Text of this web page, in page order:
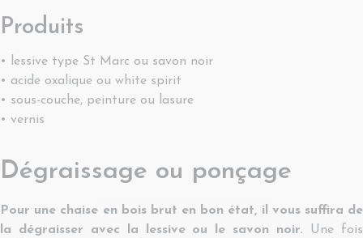
Produits
• lessive type St Marc ou savon noir
• acide oxalique ou white spirit
• sous-couche, peinture ou lasure
• vernis
Dégraissage ou ponçage
Pour une chaise en bois brut en bon état, il vous suffira de
la dégraisser avec la lessive ou le savon noir. Une fois